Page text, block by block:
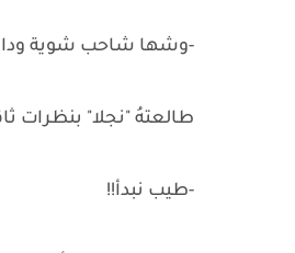
-وشها شاحب شوية ودا
طالعتهُ "نجلا" بنظرات
-طيب نبدأ!!